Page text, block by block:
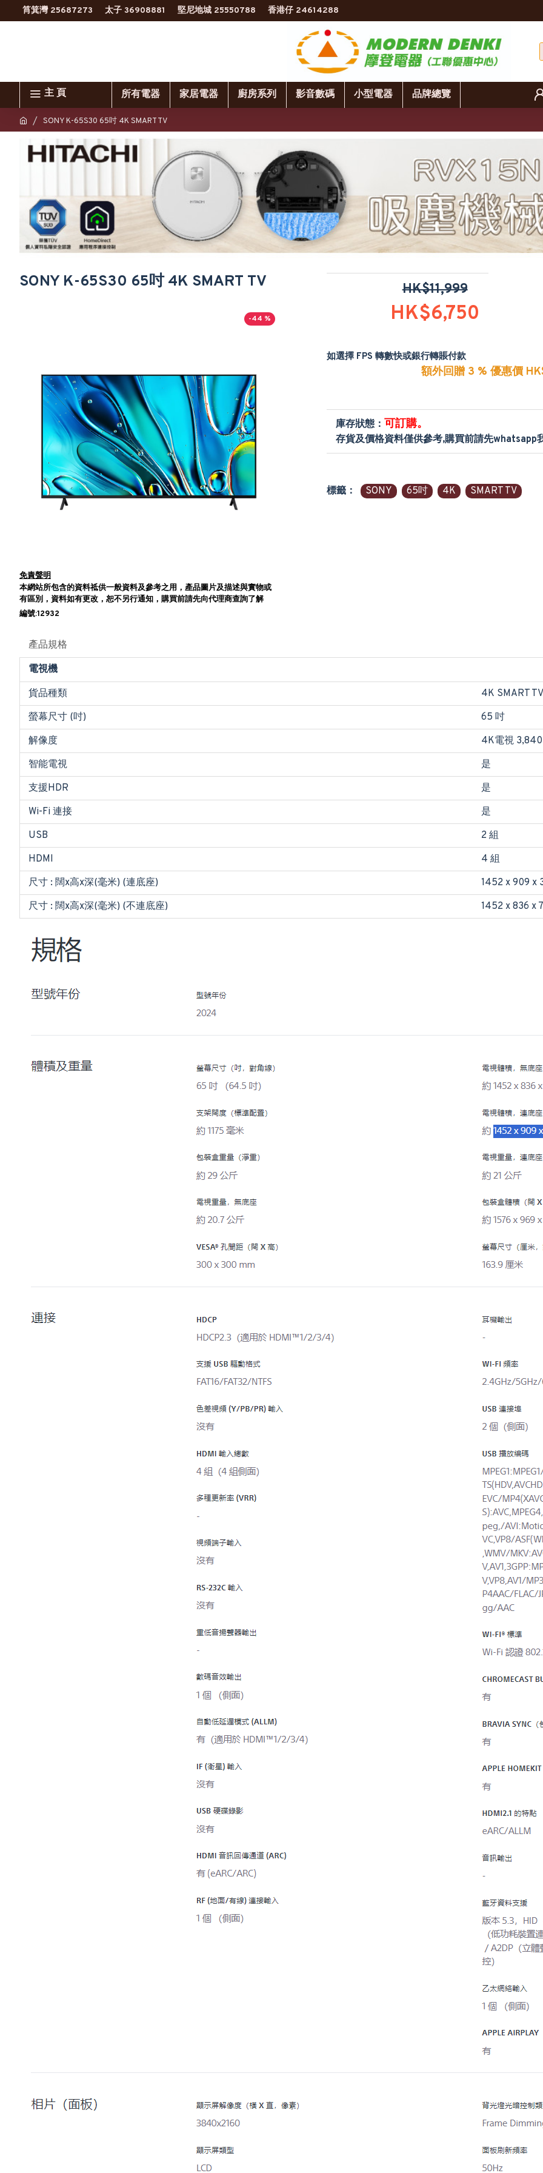
筲箕灣 25687273 太子 36908881 堅尼地城 25550788 香港仔 24614288
主 頁 所有電器 家居電器 廚房系列 影音數碼 小型電器 品牌總覽
SONY K-65S30 65吋 4K SMART TV
SONY K-65S30 65吋 4K SMART TV
-44 %
免責聲明
本網站所包含的資料祗供一般資料及參考之用，產品圖片及描述與實物或
有區別，資料如有更改，恕不另行通知，購買前請先向代理商查詢了解
編號:12932
HK$6,750
HK$11,999
如選擇 FPS 轉數快或銀行轉賬付款
額外回贈 3 % 優惠價
庫存狀態： 可訂購。
存貨及價格資料僅供參考,購買前請先whatsapp
標籤： SONY 65吋 4K SMART TV
產品規格
電視機
貨品種類
4K SMART TV
螢幕尺寸 (吋)
65 吋
解像度
4K電視 3,840
智能電視
是
支援HDR
是
Wi-Fi 連接
是
USB
2 組
HDMI
4 組
尺寸 : 闊x高x深(毫米) (連底座)
1452 x 909 x
尺寸 : 闊x高x深(毫米) (不連底座)
1452 x 836 x